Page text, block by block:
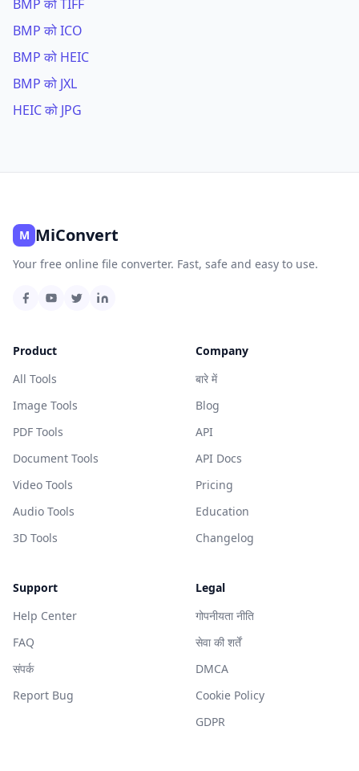
BMP को TIFF
BMP को ICO
BMP को HEIC
BMP को JXL
HEIC को JPG
M MiConvert
Your free online file converter. Fast, safe and easy to use.
Product
All Tools
Image Tools
PDF Tools
Document Tools
Video Tools
Audio Tools
3D Tools
Company
बारे में
Blog
API
API Docs
Pricing
Education
Changelog
Support
Help Center
FAQ
संपर्क
Report Bug
Legal
गोपनीयता नीति
सेवा की शर्तें
DMCA
Cookie Policy
GDPR